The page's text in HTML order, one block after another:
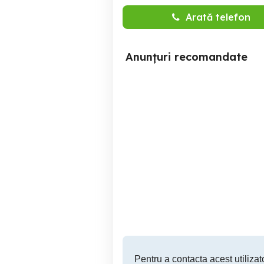
Arată telefon
Anunțuri recomandate
Pentru a contacta acest